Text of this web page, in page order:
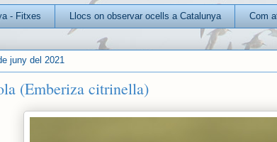
- Fitxes Llocs on observar ocells a Catalunya Com
juny del 2021
(Emberiza citrinella)